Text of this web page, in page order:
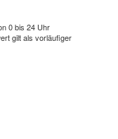
0 bis 24 Uhr
gilt als vorläufiger